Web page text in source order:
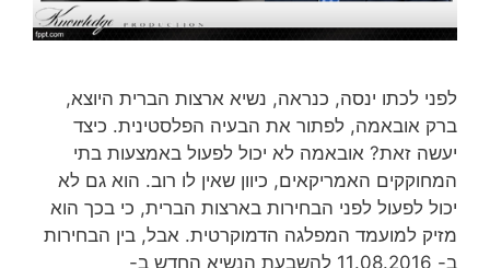
לפני לכתו ינסה, כנראה, נשיא ארצות הברית היוצא,
ברק אובאמה, לפתור את הבעיה הפלסטינית. כיצד
יעשה זאת? אובאמה לא יכול לפעול באמצעות בתי
המחוקקים האמריקאים, כיוון שאין לו רוב. הוא גם לא
יכול לפעול לפני הבחירות בארצות הברית, כי בכך הוא
מזיק למועמד המפלגה הדמוקרטית. אבל, בין הבחירות
ב- 11.08.2016 להשבעת הנשיא החדש ב-